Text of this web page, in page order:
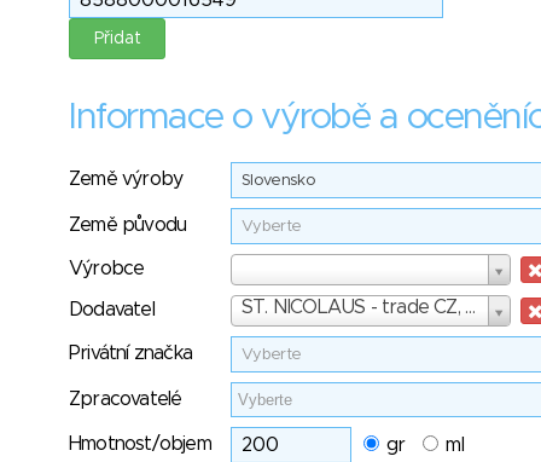
Informace o výrobě a
Země výroby Slovensko
Země původu Vyberte
Výrobce
Dodavatel ST. NICOLAUS - trade CZ, a. s.
Dodavatel
Privátní značka Vyberte
Zpracovatelé
Hmotnost/objem gr
ml